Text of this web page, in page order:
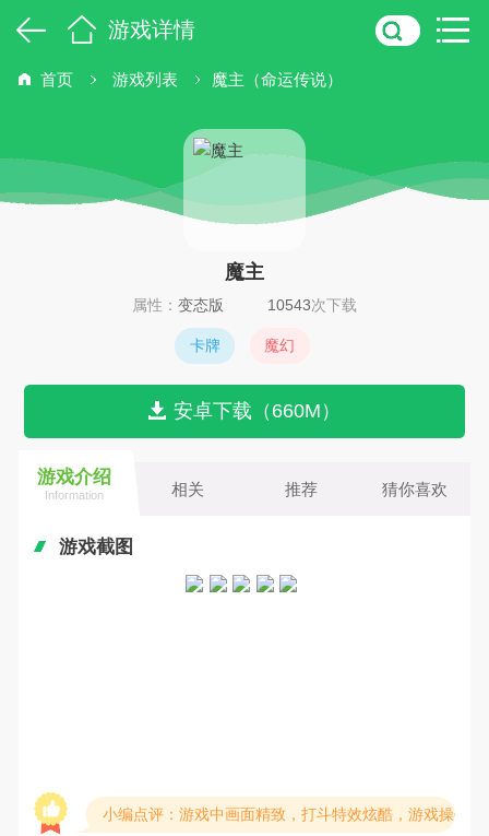
游戏详情
首页 游戏列表 魔主（命运传说）
魔主
属性： 变态版 10543次下载
卡牌 魔幻
安卓下载（660M）
游戏介绍
Information 相关 推荐 猜你喜欢
游戏截图
小编点评：游戏中画面精致，打斗特效炫酷，游戏操作简